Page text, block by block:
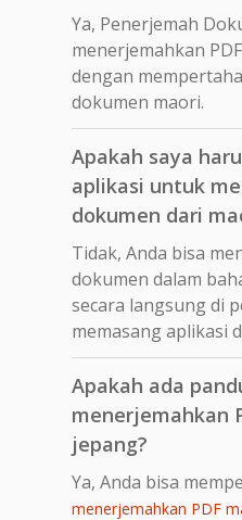
Ya, Penerjemah
menerjemahkan
dengan
dokumen maori.
Apakah saya
aplikasi untuk
dokumen dari
Tidak, Anda bisa
dokumen dalam
secara langsung di
memasang aplikasi
Apakah ada
menerjemahkan
jepang?
Ya, Anda bisa
menerjemahkan PDF